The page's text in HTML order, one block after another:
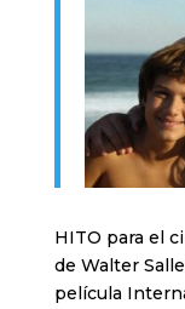
HITO para el
de Walter
película